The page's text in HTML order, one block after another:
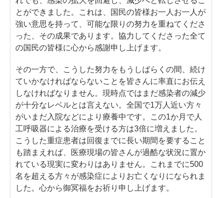
とができました。これは、国民の皆様お一人お一人が
強い意思を持って、可能な限りの努力を重ねてくださ
った、その成果であります。協力してくださった全て
の国民の皆様に心から感謝申し上げます。
その一方で、こうした努力をもうしばらくの間、続け
ていかなければならないことを皆さんに率直にお伝え
しなければなりません。現時点ではまだ感染者の減少
が十分なレベルとは言えない。全国で1万人近い方々
がいまだ入院などにより療養中です。この1か月で人
工呼吸器による治療を受ける方は3倍に増えました。
こうした重症患者は回復までに長い期間を要すること
も踏まえれば、医療現場の皆さんが過酷な状況に置か
れている現実に変わりはありません。これまでに500
名を超える方々が感染症によりお亡くなりになられま
した。心から御冥福をお祈り申し上げます。